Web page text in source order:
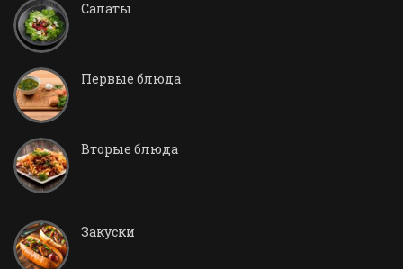
Салаты
Первые блюда
Вторые блюда
Закуски